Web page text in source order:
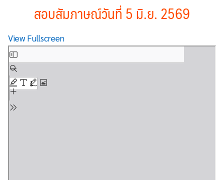
สอบสัมภาษณ์วันที่ 5 มิ.ย. 2569
View Fullscreen
Skip
to
PDF
content